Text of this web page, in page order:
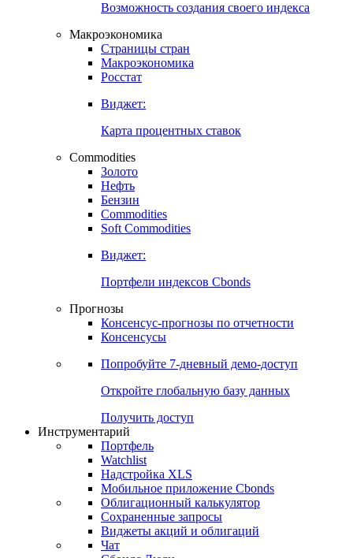
Ставки центральных банков
Создать индекс
Возможность создания своего индекса
Страницы стран
Росстат
Виджет:
Карта процентных ставок
Commodities
Золото
Бензин
Soft Commodities
Виджет:
Портфели индексов Cbonds
Прогнозы
Консенсусы
Попробуйте7-дневный
Откройте глобальную базу данных
Получить доступ
Инструментарий
Портфель
Watchlist
Надстройка XLS
Мобильное приложение Cbonds